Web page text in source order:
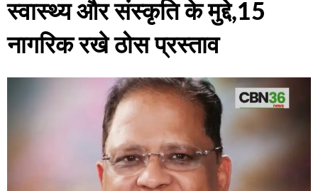
स्वास्थ्य और संस्कृति के मुद्दे,15
नागरिक रखे ठोस प्रस्ताव